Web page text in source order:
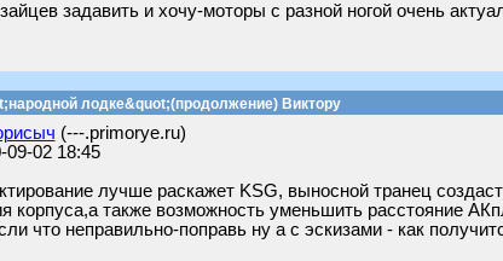
задавить и хочу-моторы с разной ногой очень
лодке&quot;(продолжение) Виктору
(---.primorye.ru)
02 18:45
лучше раскажет KSG, выносной транец
корпуса,а также возможность уменьшить расстояние
что неправильно-поправь ну а с эскизами - как